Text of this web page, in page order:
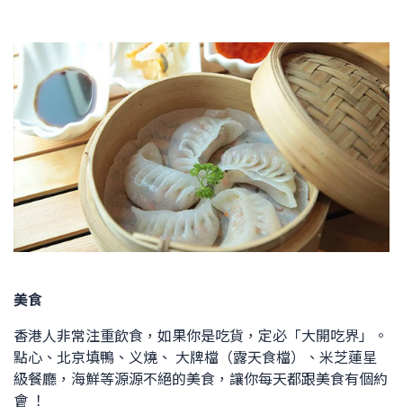
美食
香港人非常注重飲食，如果你是吃貨，定必「大開吃界」。
點心、北京填鴨、义燒、 大牌檔（露天食檔）、米芝蓮星
級餐廳，海鮮等源源不絕的美食，讓你每天都跟美食有個約
會 ！